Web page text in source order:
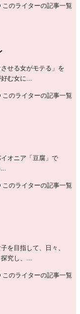
このライターの記事一覧
させる女がモテる」を
む女に...
このライターの記事一覧
オニア「豆腐」で
このライターの記事一覧
を目指して、日々、
探究し、...
このライターの記事一覧